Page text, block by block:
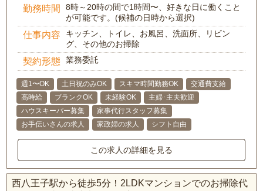
勤務時間
8時～20時の間で1時間〜、好きな日に働くこと
が可能です。(候補の日時から選択)
仕事内容
キッチン、トイレ、お風呂、洗面所、リビン
グ、その他のお掃除
契約形態 業務委託
週1〜OK 土日祝のみOK スキマ時間勤務OK
交通費支給
高時給
ブランクOK 未経験OK
主婦･主夫歓迎
ハウスキーパー募集
家事代行スタッフ募集
お手伝いさんの求人
家政婦の求人 シフト自由
この求人の詳細を見る
西八王子駅から徒歩5分！2LDKマンションでのお掃除代